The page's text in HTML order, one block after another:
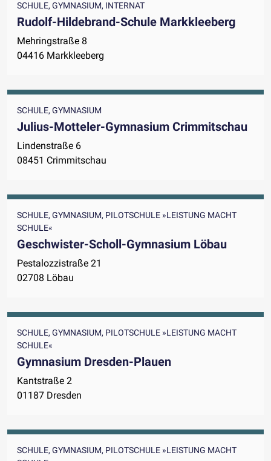
SCHULE, GYMNASIUM, INTERNAT
Rudolf-Hildebrand-Schule Markkleeberg
Mehringstraße 8
04416 Markkleeberg
SCHULE, GYMNASIUM
Julius-Motteler-Gymnasium Crimmitschau
Lindenstraße 6
08451 Crimmitschau
SCHULE, GYMNASIUM, PILOTSCHULE »LEISTUNG MACHT
SCHULE«
Geschwister-Scholl-Gymnasium Löbau
Pestalozzistraße 21
02708 Löbau
SCHULE, GYMNASIUM, PILOTSCHULE »LEISTUNG MACHT
SCHULE«
Gymnasium Dresden-Plauen
Kantstraße 2
01187 Dresden
SCHULE, GYMNASIUM, PILOTSCHULE »LEISTUNG MACHT